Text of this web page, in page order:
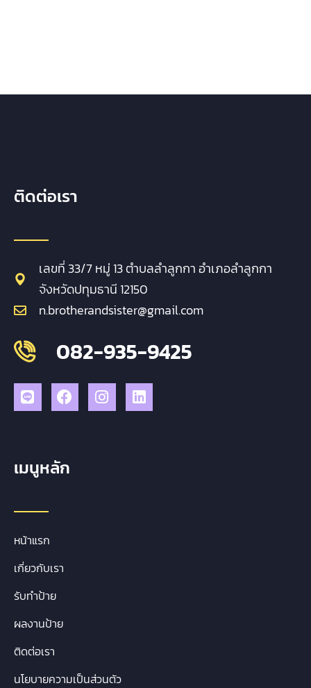
ติดต่อเรา
เลขที่ 33/7 หมู่ 13 ตำบลลำลูกกา อำเภอลำลูกกา
จังหวัดปทุมธานี 12150
n.brotherandsister@gmail.com
082-935-9425
เมนูหลัก
หน้าแรก
เกี่ยวกับเรา
รับทำป้าย
ผลงานป้าย
ติดต่อเรา
นโยบายความเป็นส่วนตัว